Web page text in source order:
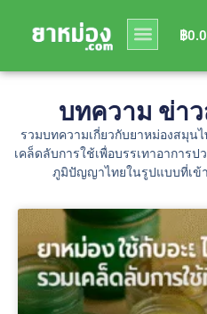
฿
฿0.00
บทความ ข่า
รวมบทความเกี่ยวกับยาหม่องสมุน
เคล็ดลับการใช้เพื่อบรรเทาอาการ
ภูมิปัญญาไทยในรูปแบบที่เข้